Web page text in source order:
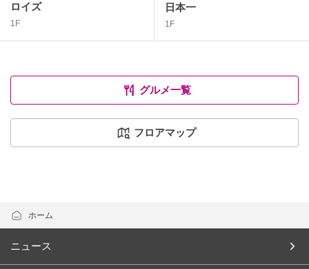
ロイズ
1F
日本一
1F
グルメ一覧
フロアマップ
ホーム
ニュース